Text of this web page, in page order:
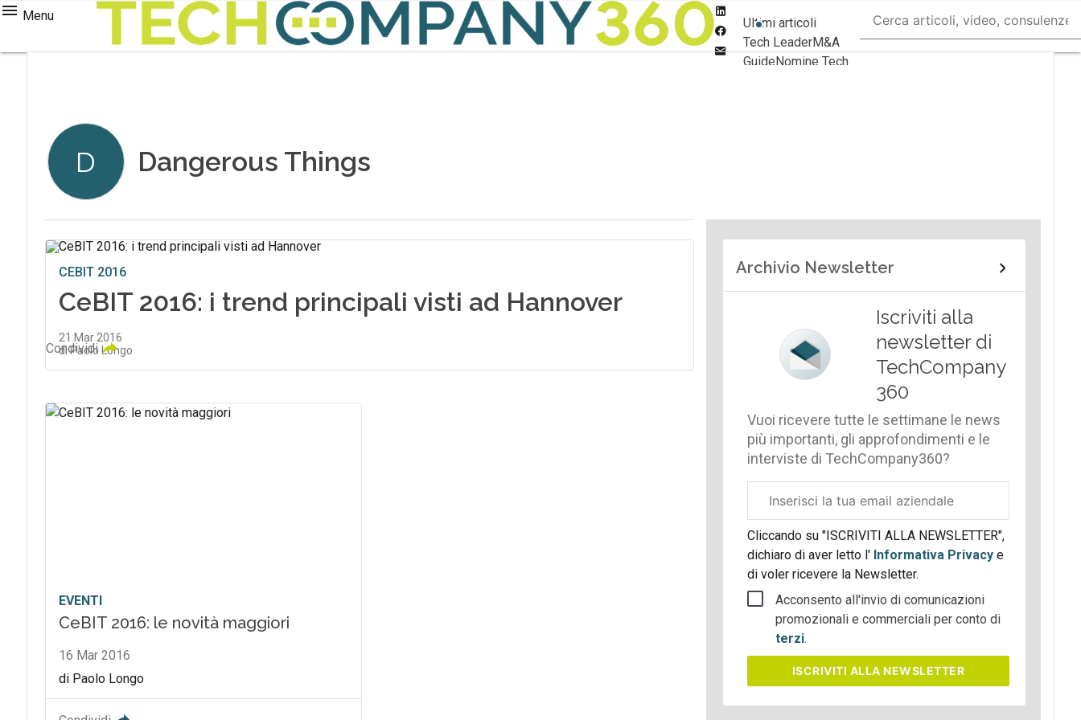
Menu
Facebook
Email
Ultimi articoli
Tech LeaderM&A
GuideNomine Tech
D Dangerous Things
CEBIT 2016
CeBIT 2016: i trend principali visti ad Hannover
21 Mar 2016
di Paolo Longo
Condividi
EVENTI
CeBIT 2016: le novità maggiori
16 Mar 2016
di Paolo Longo
Archivio Newsletter
Iscriviti alla
newsletter di
TechCompany
360
Vuoi ricevere tutte le settimane le news
più importanti, gli approfondimenti e le
interviste di TechCompany360?
aziendale
Cliccando su "ISCRIVITI ALLA NEWSLETTER",
dichiaro di aver letto l'Informativa Privacy e
di voler ricevere la Newsletter.
Acconsento all'invio di comunicazioni
promozionali e commerciali per conto di
terzi.
ISCRIVITI ALLA NEWSLETTER